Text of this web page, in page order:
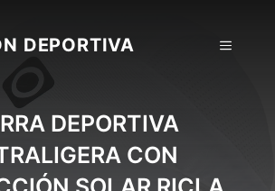
DEPORTIVA MENU
DEPORTIVA
CON